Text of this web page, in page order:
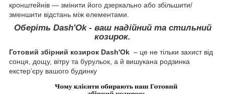
кронштейнів — змінити його дзеркально або збільшити/
зменшити відстань між елементами.
Оберіть Dash'Ok - ваш надійний та стильний
козирок.
Готовий збірний козирок Dash'Ok – це не тільки захист від
сонця, дощу, вітру та бурульок, а й вишукана родзинка
екстер’єру вашого будинку